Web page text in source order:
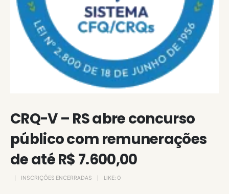
CRQ-V – RS abre concurso
público com remunerações
de até R$ 7.600,00
INSCRIÇÕES ENCERRADAS LIKE: 0